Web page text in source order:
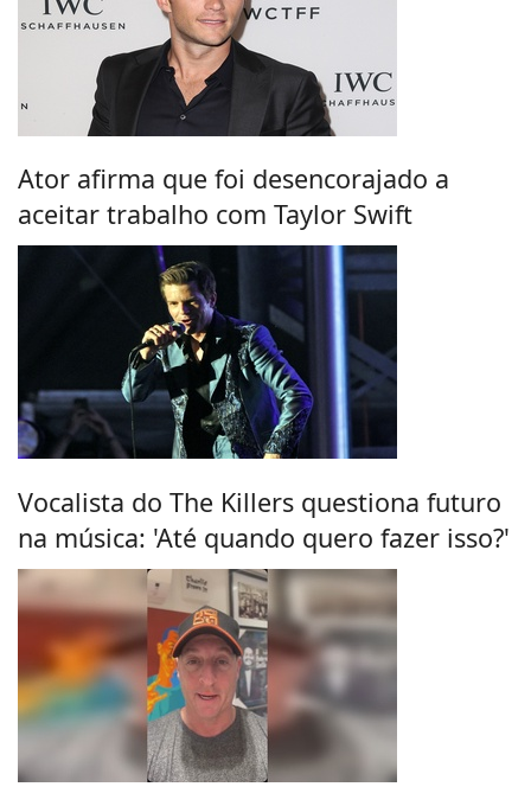
Ator afirma que foi desencorajado a
aceitar trabalho com Taylor Swift
Vocalista do The Killers questiona futuro
na música: 'Até quando quero fazer isso?'